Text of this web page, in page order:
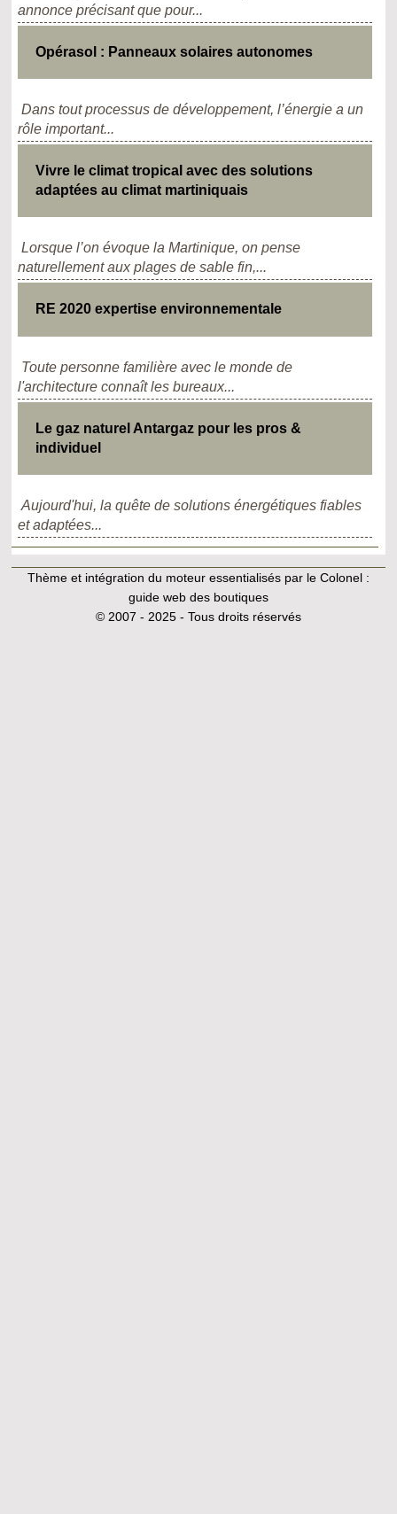
annonce précisant que pour...
Opérasol : Panneaux solaires autonomes
Dans tout processus de développement, l’énergie a un
rôle important...
Vivre le climat tropical avec des solutions
adaptées au climat martiniquais
Lorsque l’on évoque la Martinique, on pense
naturellement aux plages de sable fin,...
RE 2020 expertise environnementale
Toute personne familière avec le monde de
l'architecture connaît les bureaux...
Le gaz naturel Antargaz pour les pros &
individuel
Aujourd'hui, la quête de solutions énergétiques fiables
et adaptées...
Thème et intégration du moteur essentialisés par le Colonel :
guide web des boutiques
© 2007 - 2025 - Tous droits réservés